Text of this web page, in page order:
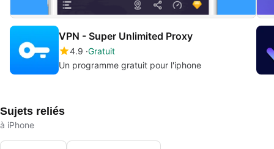
VPN - Super Unlimited Proxy
4.9 Gratuit
Un programme gratuit pour l'iphone
Sujets reliés
à iPhone